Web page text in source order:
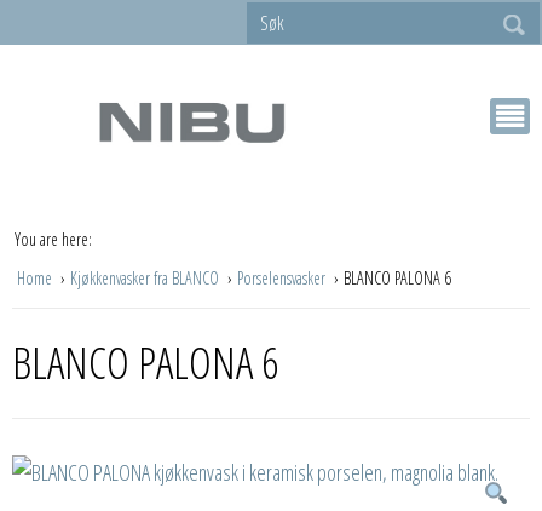
You are here:
Home
Kjøkkenvasker fra BLANCO Porselensvasker BLANCO PALONA 6
BLANCO PALONA 6